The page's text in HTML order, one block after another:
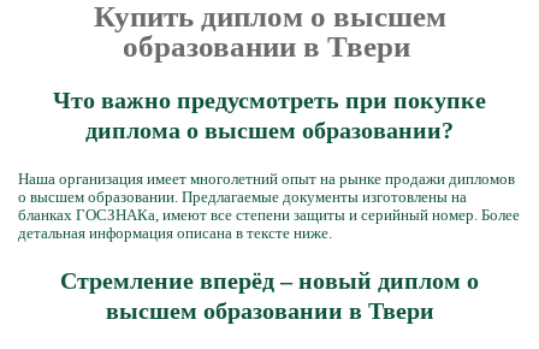
Купить диплом о высшем
образовании в Твери
Что важно предусмотреть при покупке
диплома о высшем образовании?
Наша организация имеет многолетний опыт на рынке продажи дипломов
о высшем образовании. Предлагаемые документы изготовлены на
бланках ГОСЗНАКа, имеют все степени защиты и серийный номер. Более
детальная информация описана в тексте ниже.
Стремление вперёд – новый диплом о
высшем образовании в Твери